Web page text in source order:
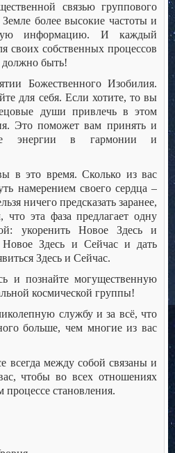
связью группового
более высокие частоты и
информацию. И каждый
своих собственных процессов
должно быть!
Божественного Изобилия.
для себя. Если хотите, то вы
души привлечь в этом
Это поможет вам принять и
энергии в гармонии и
в это время. Сколько из вас
намерением своего сердца –
ничего предсказать заранее,
эта фаза предлагает одну
укоренить Новое Здесь и
Новое Здесь и Сейчас и дать
Здесь и Сейчас.
и познайте могущественную
космической группы!
службу и за всё, что
больше, чем многие из вас
всегда между собой связаны и
чтобы во всех отношениях
процессе становления.